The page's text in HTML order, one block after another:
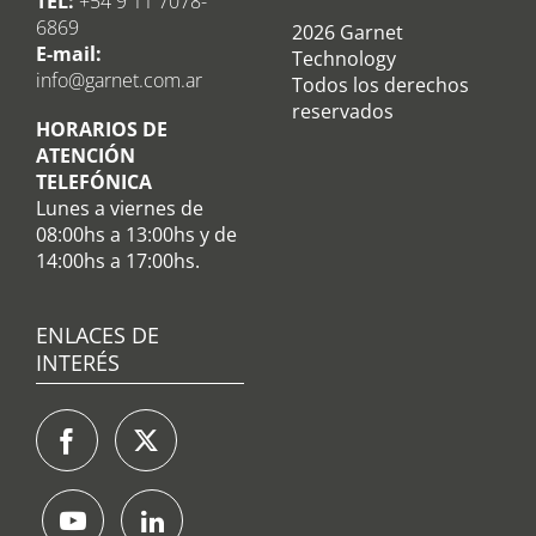
6869
E-mail:
info@garnet.com.ar
HORARIOS DE
ATENCIÓN
TELEFÓNICA
Lunes a viernes de
08:00hs a 13:00hs y de
14:00hs a 17:00hs.
2026 Garnet
Technology
Todos los derechos
reservados
ENLACES DE
INTERÉS